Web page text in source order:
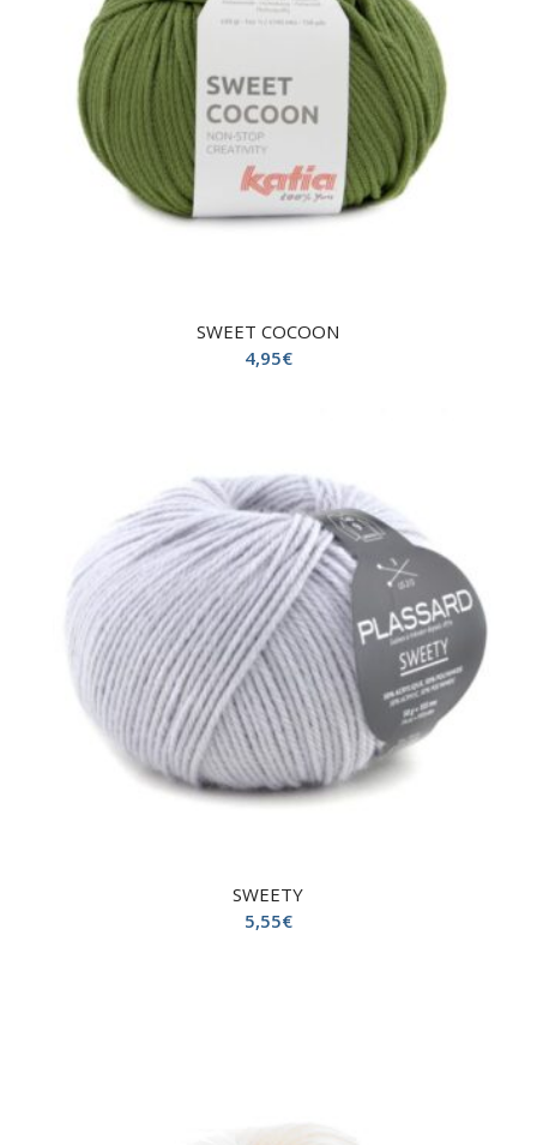
SWEET COCOON
4,95€
SWEETY
5,55€